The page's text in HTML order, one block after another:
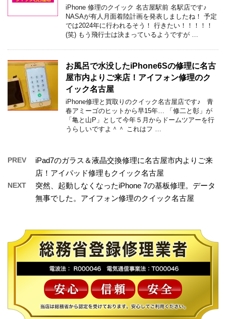
iPhone 修理のクイック 名古屋駅前 名駅店です♪
NASAが有人月面着陸計画を発表しましたね！ 予定
では2024年に行われるそう！ 行きたい！！！！！
(笑) もう飛行士は決まっているようですが …
お風呂で水没したiPhone6Sの修理に名古
屋市内よりご来店！アイフォン修理のク
イック名古屋
iPhone修理と買取りのクイック名古屋店です♪ 青
春アミーゴのヒットから早15年… 「修二と彰」が
「亀と山P」として今年５月からドームツアーを行
うらしいですよ＾＾ これはフ …
PREV
iPad7のガラス＆液晶交換修理に名古屋市内よりご来
店！アイパッド修理もクイック名古屋
NEXT
突然、起動しなくなったiPhone 7の基板修理。データ
無事でした。アイフォン修理のクイック名古屋